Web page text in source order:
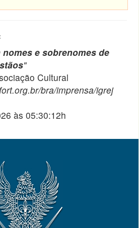
e sobrenomes de
"
Cultural
bra/imprensa/igrej
às 05:30:12h